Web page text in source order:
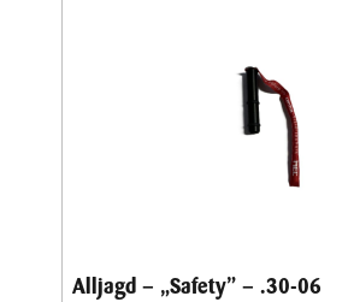
Alljagd – „Safety” – .30-06